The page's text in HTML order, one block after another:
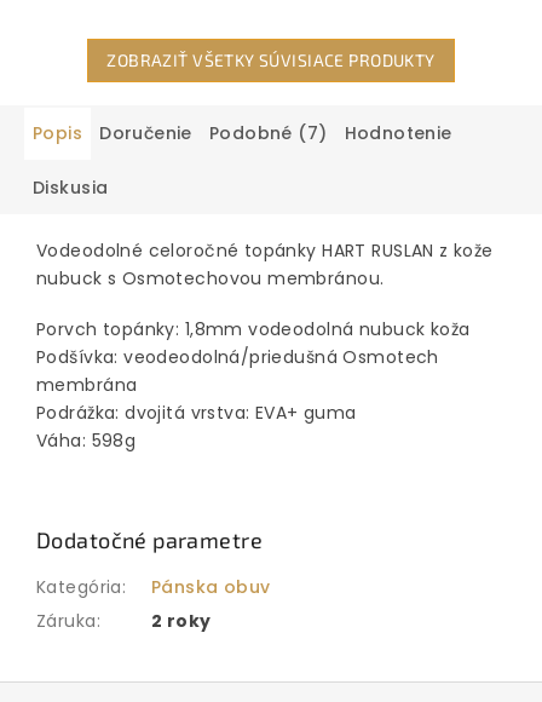
ZOBRAZIŤ VŠETKY SÚVISIACE PRODUKTY
Popis Doručenie Podobné (7) Hodnotenie
Diskusia
Vodeodolné celoročné topánky HART RUSLAN z kože
nubuck s Osmotechovou membránou.
Porvch topánky: 1,8mm vodeodolná nubuck koža
Podšívka: veodeodolná/priedušná Osmotech
membrána
Podrážka: dvojitá vrstva: EVA+ guma
Váha: 598g
Dodatočné parametre
Kategória:
Pánska obuv
Záruka: 2 roky